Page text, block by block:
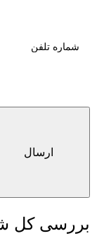
(ضروری)
بررسی کل